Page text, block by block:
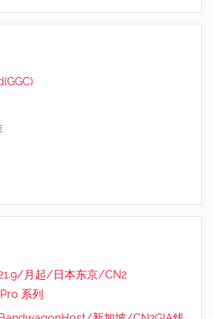
月起/日本东京/CN2
系列